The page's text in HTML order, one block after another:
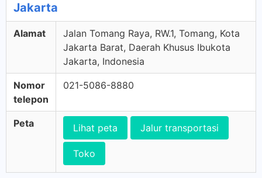
Jakarta
Alamat
Jalan Tomang Raya, RW.1, Tomang, Kota
Jakarta Barat, Daerah Khusus Ibukota
Jakarta, Indonesia
Nomor
telepon
021-5086-8880
Peta Lihat peta Jalur transportasi
Toko